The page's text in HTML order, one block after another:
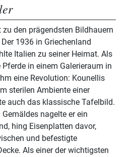
den prägendsten Bildhauern
1936 in Griechenland
Italien zu seiner Heimat. Als
in einem Galerieraum in
eine Revolution: Kounellis
sterilen Ambiente einer
auch das klassische Tafelbild.
nagelte er ein
hing Eisenplatten davor,
und befestigte
Als einer der wichtigsten